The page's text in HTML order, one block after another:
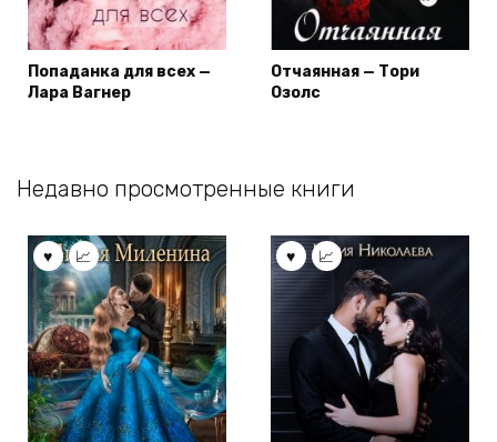
Попаданка для всех —
Лара Вагнер
Отчаянная — Тори
Озолс
Недавно просмотренные книги